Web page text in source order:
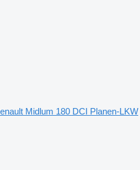
Midlum 180 DCI Planen-LKW